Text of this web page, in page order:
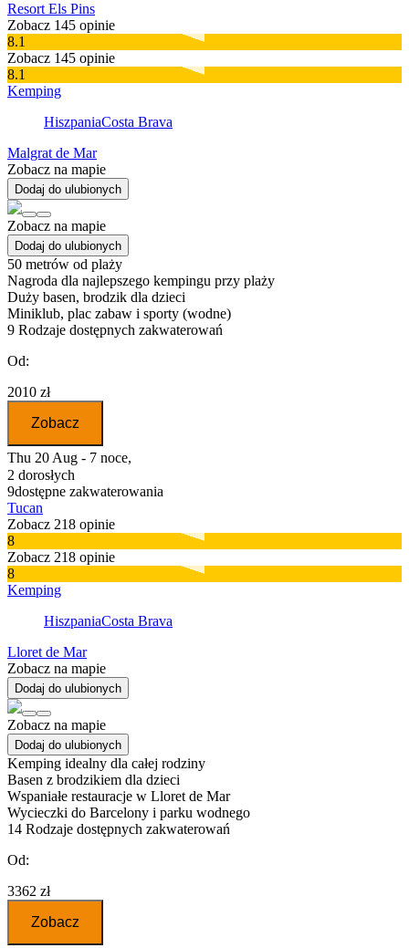
Resort Els Pins
Zobacz 145 opinie
8.1
Zobacz 145 opinie
8.1
Kemping
HiszpaniaCosta Brava
Malgrat de Mar
Zobacz na mapie
Dodaj do ulubionych
Zobacz na mapie
Dodaj do ulubionych
50 metrów od plaży
Nagroda dla najlepszego kempingu przy plaży
Duży basen, brodzik dla dzieci
Miniklub, plac zabaw i sporty (wodne)
9 Rodzaje dostępnych zakwaterowań
Od:
2010 zł
Zobacz
Thu 20 Aug - 7 noce,
2 dorosłych
9dostępne zakwaterowania
Tucan
Zobacz 218 opinie
8
Zobacz 218 opinie
8
Kemping
HiszpaniaCosta Brava
Lloret de Mar
Zobacz na mapie
Dodaj do ulubionych
Zobacz na mapie
Dodaj do ulubionych
Kemping idealny dla całej rodziny
Basen z brodzikiem dla dzieci
Wspaniałe restauracje w Lloret de Mar
Wycieczki do Barcelony i parku wodnego
14 Rodzaje dostępnych zakwaterowań
Od:
3362 zł
Zobacz